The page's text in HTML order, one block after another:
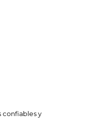
confiables y